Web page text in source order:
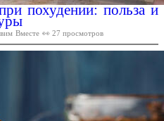
похудении: польза и
Вместе 👀 27 просмотров